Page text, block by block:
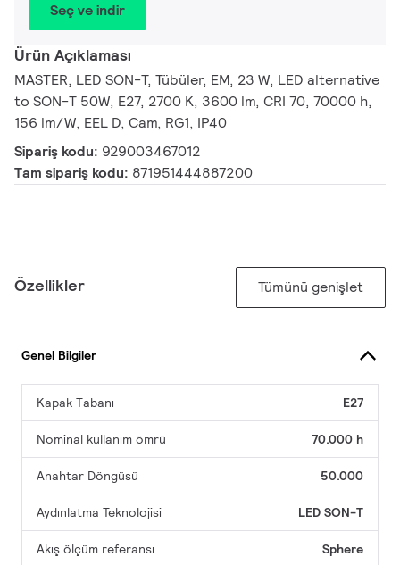
Seç ve indir
Ürün Açıklaması
MASTER, LED SON-T, Tübüler, EM, 23 W, LED alternative
to SON-T 50W, E27, 2700 K, 3600 lm, CRI 70, 70000 h,
156 lm/W, EEL D, Cam, RG1, IP40
Sipariş kodu: 929003467012
Tam sipariş kodu: 871951444887200
Özellikler Tümünü genişlet
Genel Bilgiler
Kapak Tabanı E27
Nominal kullanım ömrü 70.000 h
Anahtar Döngüsü 50.000
Aydınlatma Teknolojisi LED SON-T
Akış ölçüm referansı Sphere